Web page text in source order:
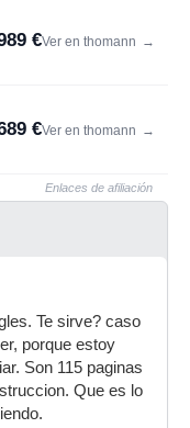
€Ver en thomann →
€Ver en thomann →
Enlaces de afiliación
Te sirve? caso
porque estoy
Son 115 paginas
Que es lo